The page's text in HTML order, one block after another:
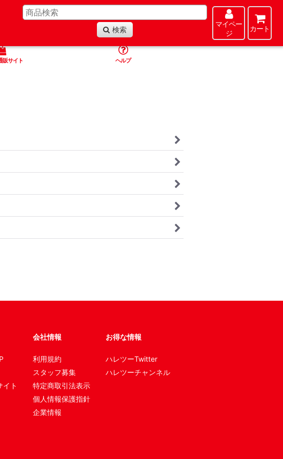
検索
マイペー
ジ
カート
販サイト ヘルプ
イト
会社情報
利用規約
スタッフ募集
特定商取引法表示
個人情報保護指針
企業情報
お得な情報
ハレツーTwitter
ハレツーチャンネル